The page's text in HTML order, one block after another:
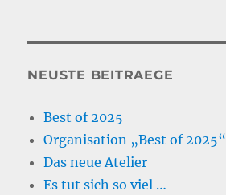
NEUSTE BEITRAEGE
Best of 2025
Organisation „Best of 2025“
Das neue Atelier
Es tut sich so viel …